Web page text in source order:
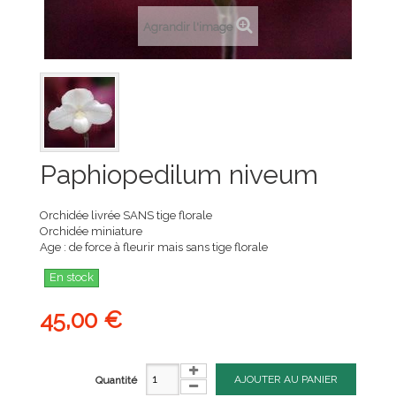
Agrandir l'image
Paphiopedilum niveum
Orchidée livrée SANS tige florale
Orchidée miniature
Age : de force à fleurir mais sans tige florale
En stock
45,00 €
AJOUTER AU PANIER
Quantité